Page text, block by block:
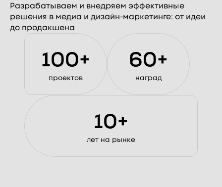
Разрабатываем и внедряем эффективные
решения в медиа и дизайн-маркетинге: от идеи
до продакшена
100+
проектов
60+
наград
10+
лет на рынке